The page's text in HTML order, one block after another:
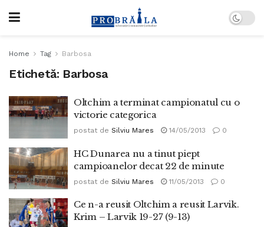
Home Tag Barbosa
Etichetă: Barbosa
Oltchim a terminat campionatul cu o
victorie categorica
postat de Silviu Mares 14/05/2013 0
HC Dunarea nu a tinut piept
campioanelor decat 22 de minute
postat de Silviu Mares 11/05/2013 0
Ce n-a reusit Oltchim a reusit Larvik.
Krim – Larvik 19-27 (9-13)